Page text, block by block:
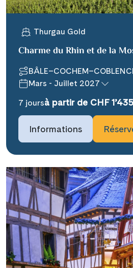
Teile diese Reise
### headline_default
object type Ausflug
Facebook
Messenger
X
WhatsApp
###
does not exist in object
###
Thurgau Gold
Charme du Rhin et de la
Mars - Juillet 2027
7 joursà partir de CHF 1’435
Informations